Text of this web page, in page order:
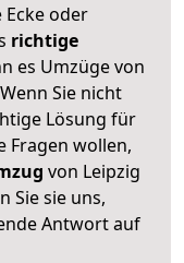
Ecke oder
richtige
es Umzüge von
Sie nicht
Lösung für
Fragen wollen,
von Leipzig
Sie sie uns,
Antwort auf